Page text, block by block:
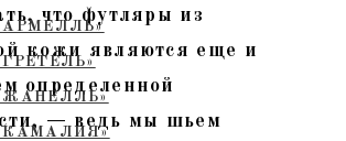
что футляры из
кожи являются еще и
определенной
— ведь мы шьем